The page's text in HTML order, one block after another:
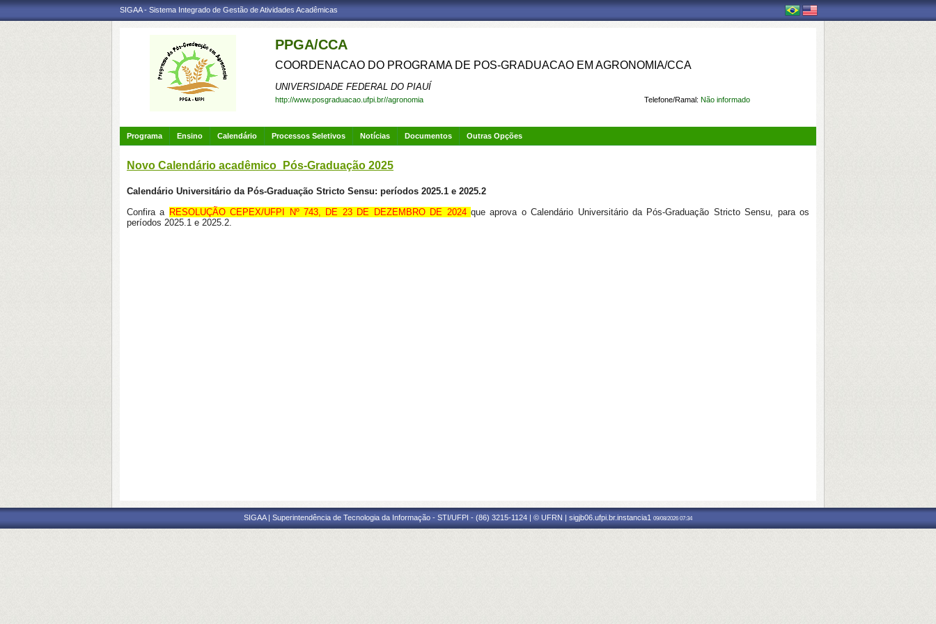
SIGAA - Sistema Integrado de Gestão de Atividades Acadêmicas
PPGA/CCA
COORDENACAO DO PROGRAMA DE POS-GRADUACAO EM AGRONOMIA/CCA
UNIVERSIDADE FEDERAL DO PIAUÍ
Telefone/Ramal: Não informado
http://www.posgraduacao.ufpi.br//agronomia
Programa Ensino Calendário Processos Seletivos Notícias Documentos Outras Opções
Novo Calendário acadêmico_Pós-Graduação 2025
Calendário Universitário da Pós-Graduação Stricto Sensu: períodos 2025.1 e 2025.2
Confira a RESOLUÇÃO CEPEX/UFPI Nº 743, DE 23 DE DEZEMBRO DE 2024 que aprova o Calendário Universitário da Pós-Graduação Stricto Sensu, para os
períodos 2025.1 e 2025.2.
SIGAA | Superintendência de Tecnologia da Informação - STI/UFPI - (86) 3215-1124 | © UFRN | sigjb06.ufpi.br.instancia1 09/08/2026 07:34